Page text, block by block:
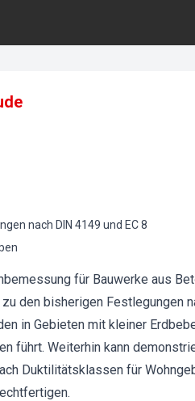
nach DIN 4149 und EC 8
für Bauwerke aus
den bisherigen Festlegungen
in Gebieten mit kleiner
führt. Weiterhin kann
Duktilitätsklassen für